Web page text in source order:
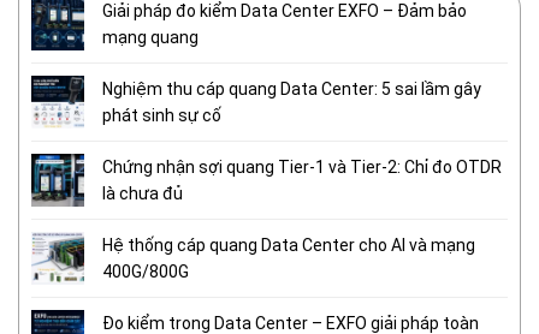
Giải pháp đo kiểm Data Center EXFO – Đảm bảo
mạng quang
Nghiệm thu cáp quang Data Center: 5 sai lầm gây
phát sinh sự cố
Chứng nhận sợi quang Tier-1 và Tier-2: Chỉ đo OTDR
là chưa đủ
Hệ thống cáp quang Data Center cho AI và mạng
400G/800G
Đo kiểm trong Data Center – EXFO giải pháp toàn